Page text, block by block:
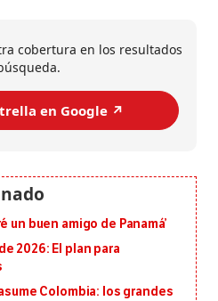
cobertura en los resultados
en Google ↗️
un buen amigo de Panamá’
2026: El plan para
Colombia: los grandes